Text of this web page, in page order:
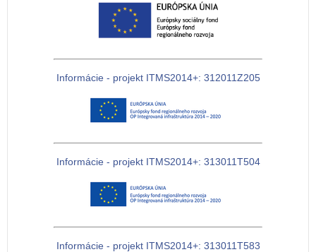
Informácie - projekt ITMS2014+: 312011Z205
Informácie - projekt ITMS2014+: 313011T504
Informácie - projekt ITMS2014+: 313011T583